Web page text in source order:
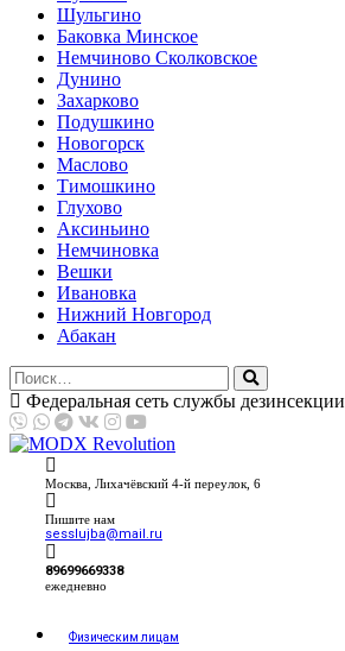
Шульгино
Баковка Минское
Немчиново Сколковское
Дунино
Захарково
Подушкино
Новогорск
Маслово
Тимошкино
Глухово
Аксиньино
Немчиновка
Вешки
Ивановка
Нижний Новгород
Абакан
Федеральная сеть службы дезинсекции
Москва, Лихачёвский 4-й переулок, 6
Пишите нам
sesslujba@mail.ru
89699669338
ежедневно
Физическим лицам